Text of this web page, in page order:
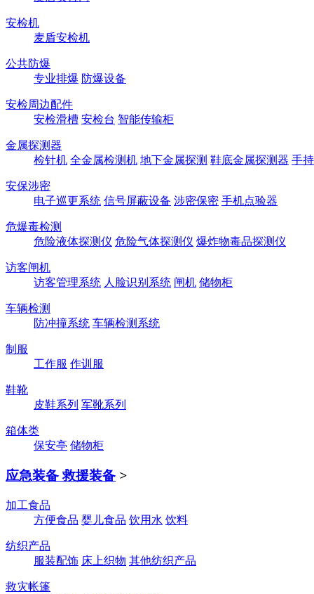
安检机
麦盾安检机
公共防爆
专业排爆 防爆设备
安检周边配件
安检滑槽 安检台 智能传输柜
金属探测器
检针机 全金属检测机 地下金属探测 鞋底金属探测器 手
安保涉密
电子巡更系统 信号屏蔽设备 涉密保密 手机点验器
危爆毒检测
危险液体探测仪 危险气体探测仪 爆炸物毒品探测仪
访客闸机
访客管理系统 人脸识别系统 闸机 储物柜
车辆检测
防冲撞系统 车辆检测系统
制服
工作服 作训服
鞋靴
皮鞋系列 军靴系列
箱体类
保安亭 储物柜
应急装备 救援装备 >
加工食品
方便食品 婴儿食品 饮用水 饮料
纺织产品
服装配饰 床上织物 其他纺织产品
救灾帐篷